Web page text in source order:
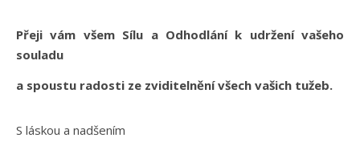
Přeji vám všem Sílu a Odhodlání k udržení vašeho
souladu
a spoustu radosti ze zviditelnění všech vašich tužeb.
S láskou a nadšením